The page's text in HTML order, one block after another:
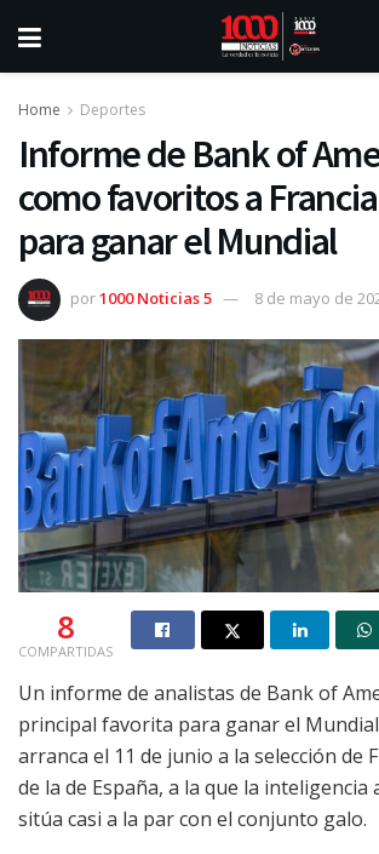
Home Deportes
Informe de Bank of
como favoritos a
para ganar el Mundial
por1000 Noticias 5 8 de mayo de
8
COMPARTIDAS
Un informe de analistas de Bank of
principal favorita para ganar el
arranca el 11 de junio a la selección de
de la de España, a la que la inteligencia
sitúa casi a la par con el conjunto galo.